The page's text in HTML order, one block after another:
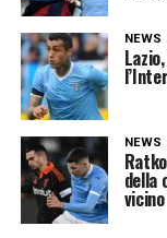
rimanere per
che più le
vedere un
FEMMINILI
dirigenziali.
pensiero alla
grandissima
NEWS
NEWS
della
vicino